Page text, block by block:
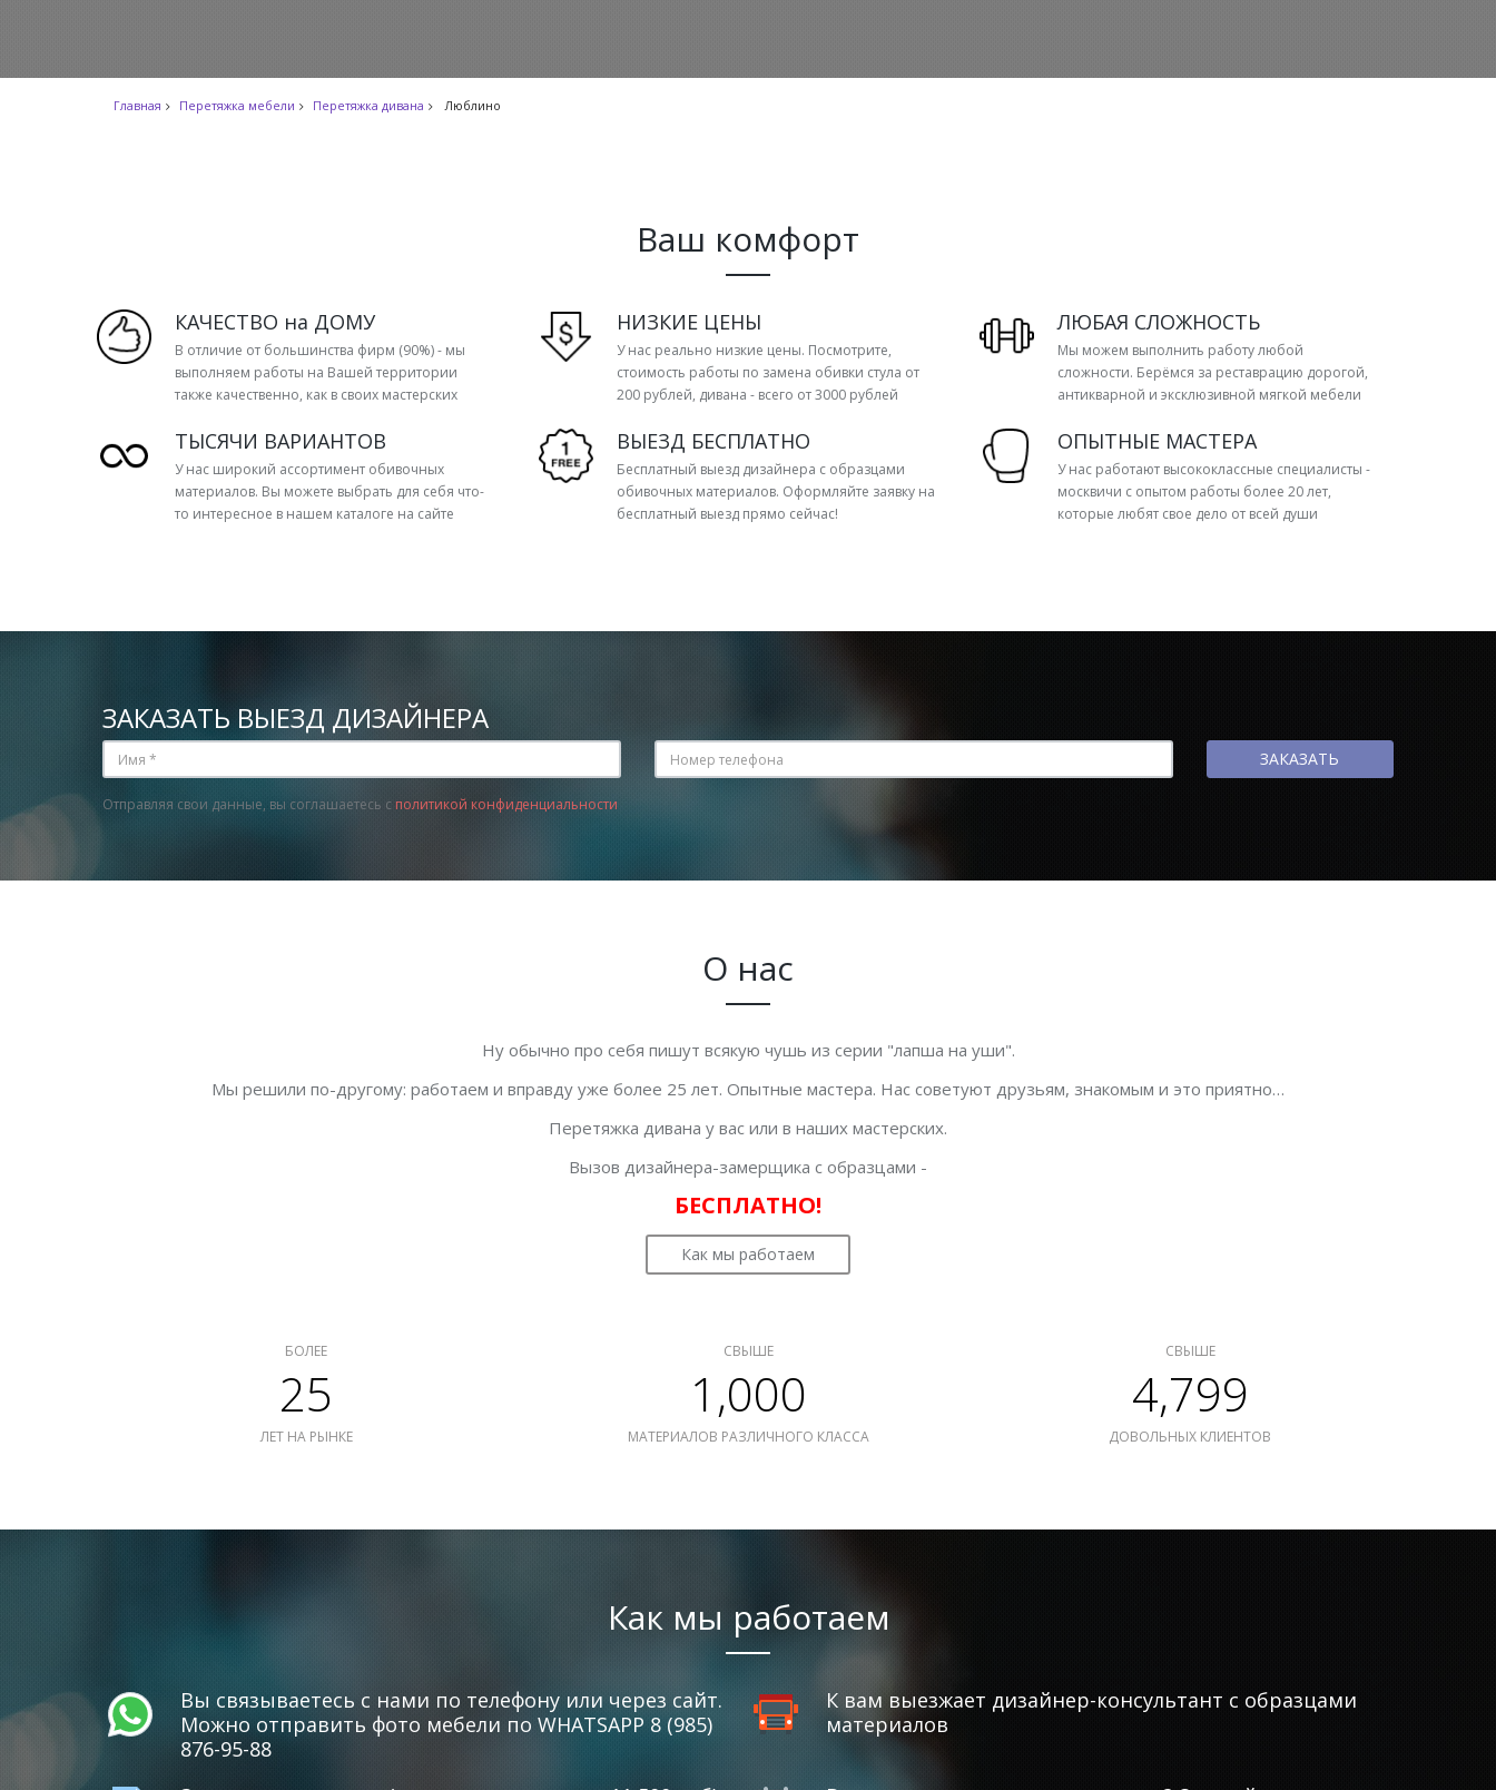
Главная Перетяжка мебели Перетяжка дивана Люблино
Ваш комфорт
КАЧЕСТВО на ДОМУ
В отличие от большинства фирм (90%) - мы
выполняем работы на Вашей территории
также качественно, как в своих мастерских
НИЗКИЕ ЦЕНЫ
У нас реально низкие цены. Посмотрите,
стоимость работы по замена обивки стула от
200 рублей, дивана - всего от 3000 рублей
ЛЮБАЯ СЛОЖНОСТЬ
Мы можем выполнить работу любой
сложности. Берёмся за реставрацию дорогой,
антикварной и эксклюзивной мягкой мебели
ТЫСЯЧИ ВАРИАНТОВ
У нас широкий ассортимент обивочных
материалов. Вы можете выбрать для себя что-
то интересное в нашем каталоге на сайте
ВЫЕЗД БЕСПЛАТНО
Бесплатный выезд дизайнера с образцами
обивочных материалов. Оформляйте заявку на
бесплатный выезд прямо сейчас!
ОПЫТНЫЕ МАСТЕРА
У нас работают высококлассные специалисты -
москвичи с опытом работы более 20 лет,
которые любят свое дело от всей души
ЗАКАЗАТЬ ВЫЕЗД ДИЗАЙНЕРА
Отправляя свои данные, вы соглашаетесь с политикой конфиденциальности
О нас
Ну обычно про себя пишут всякую чушь из серии "лапша на уши".
Мы решили по-другому: работаем и вправду уже более 25 лет. Опытные мастера. Нас советуют друзьям, знакомым и это приятно…
Перетяжка дивана у вас или в наших мастерских.
Вызов дизайнера-замерщика с образцами -
БЕСПЛАТНО!
Как мы работаем
БОЛЕЕ
25
ЛЕТ НА РЫНКЕ
СВЫШЕ
1,000
МАТЕРИАЛОВ РАЗЛИЧНОГО КЛАССА
СВЫШЕ
4,799
ДОВОЛЬНЫХ КЛИЕНТОВ
Как мы работаем
Вы связываетесь с нами по телефону или через сайт.
Можно отправить фото мебели по WHATSAPP 8 (985)
876-95-88
К вам выезжает дизайнер-консультант с образцами
материалов